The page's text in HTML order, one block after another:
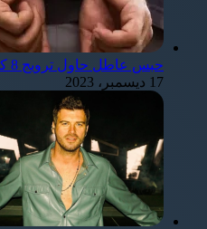
حبس عاطل حاول ترويج 8 كيلو «حشيش» في الإسكندرية
17 ديسمبر، 2023